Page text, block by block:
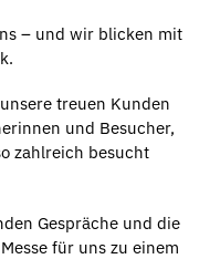
– und wir blicken mit
treuen Kunden
und Besucher,
zahlreich besucht
Gespräche und die
für uns zu einem